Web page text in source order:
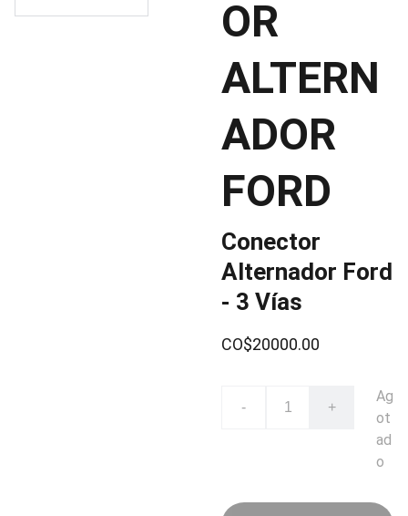
OR
ALTERN
ADOR
FORD
Conector
Alternador Ford
- 3 Vías
CO$20000.00
- +
Ag
ot
ad
o